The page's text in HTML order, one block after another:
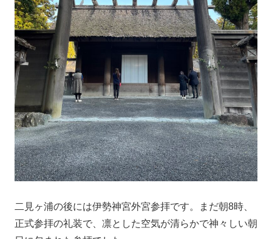
二見ヶ浦の後には伊勢神宮外宮参拝です。まだ朝8時、
正式参拝の礼装で、凛とした空気が清らかで神々しい朝